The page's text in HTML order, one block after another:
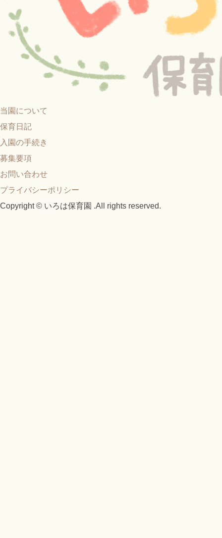
当園について
保育日記
入園の手続き
募集要項
お問い合わせ
プライバシーポリシー
Copyright © いろは保育園 .All rights reserved.